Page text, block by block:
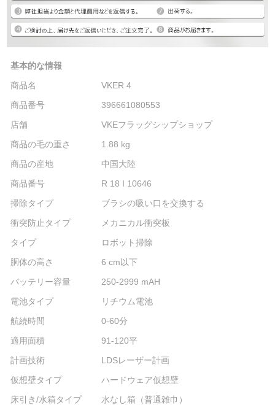
基本的な情報
商品名
VKER 4
商品番号
396661080553
店舗
VKEフラッグシップショップ
商品の毛の重さ
1.88 kg
商品の産地
中国大陸
商品番号
R 18 I 10646
掃除タイプ
ブラシの吸い口を交換する
衝突防止タイプ
メカニカル衝突板
タイプ
ロボット掃除
胴体の高さ
6 cm以下
バッテリー容量
250-2999 mAH
電池タイプ
リチウム電池
航続時間
0-60分
適用面積
91-120平
計画技術
LDSレーザー計画
仮想壁タイプ
ハードウェア仮想壁
床引き/水箱タイプ
水なし箱（普通雑巾）